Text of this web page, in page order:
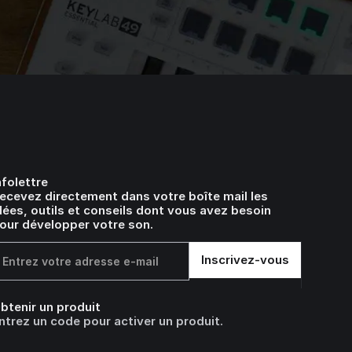
directement dans votre boîte mail les
outils et conseils dont vous avez besoin
développer votre son.
un produit
un code pour activer un produit.